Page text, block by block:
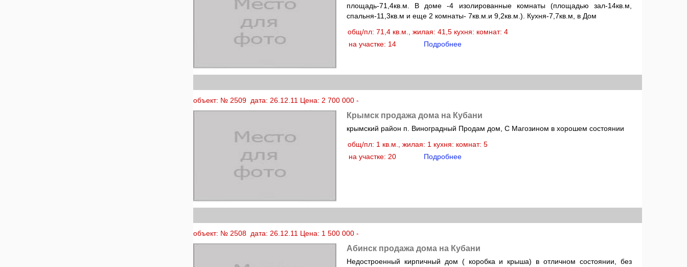
площадь-71,4кв.м. В доме -4 изолированные комнаты (площадью зал-14кв.м,
спальня-11,3кв.м и еще 2 комнаты- 7кв.м.и 9,2кв.м.). Кухня-7,7кв.м, в Дом
общ/пл: 71,4 кв.м., жилая: 41,5 кухня: комнат: 4
на участке: 14
Подробнее
объект: № 2509 дата: 26.12.11 Цена: 2 700 000 -
Крымск продажа дома на Кубани
крымский район п. Виноградный Продам дом, С Магозином в хорошем состоянии
общ/пл: 1 кв.м., жилая: 1 кухня: комнат: 5
на участке: 20
Подробнее
объект: № 2508 дата: 26.12.11 Цена: 1 500 000 -
Абинск продажа дома на Кубани
Недостроенный кирпичный дом ( коробка и крыша) в отличном состоянии, без